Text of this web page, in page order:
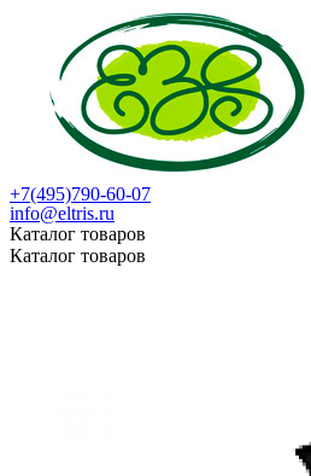
+7(495)790-60-07
info@eltris.ru
Каталог товаров
Каталог товаров